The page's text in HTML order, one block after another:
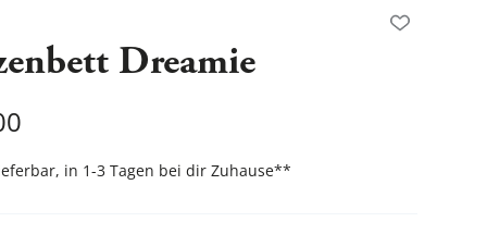
Dreamie
in 1-3 Tagen bei dir Zuhause**